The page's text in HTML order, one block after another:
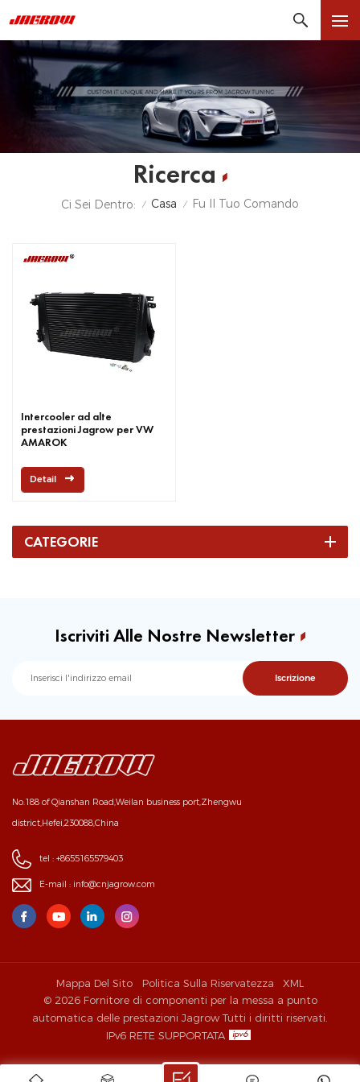
Ricerca
Ci Sei Dentro: / Casa / Fu Il Tuo Comando
Intercooler ad alte
prestazioni Jagrow per VW
AMAROK
Detail
CATEGORIE
Iscriviti Alle Nostre Newsletter
No.188 of Qianshan Road,Weilan business port,Zhengwu
district,Hefei,230088,China
tel : +8655165579403
E-mail : info@cnjagrow.com
Mappa Del Sito Politica Sulla Riservatezza
XML
© 2026 Fornitore di componenti per la messa a punto
automatica delle prestazioni Jagrow Tutti i diritti riservati.
IPv6 RETE SUPPORTATA